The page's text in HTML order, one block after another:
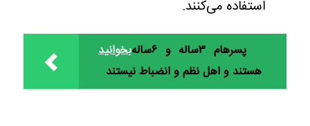
استفاده می‌کنند.
بخوانیدپسرهام ۳ساله و ۶ساله
هستند و اهل نظم و انضباط نیستند